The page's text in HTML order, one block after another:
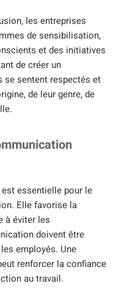
les entreprises
de sensibilisation,
et des initiatives
de créer un
se sentent respectés et
de leur genre, de
essentielle pour le
Elle favorise la
à éviter les
doivent être
employés. Une
renforcer la confiance
au travail.